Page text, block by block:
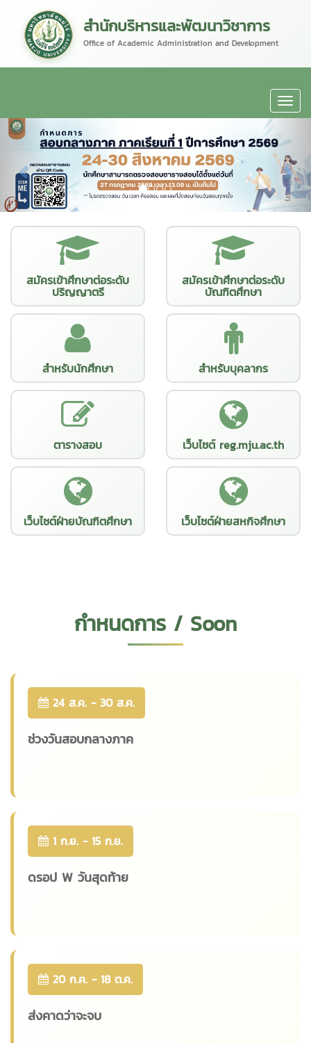
สำนักบริหารและพัฒนาวิชาการ
Office of Academic Administration and Development
สมัครเข้าศึกษาต่อระดับ
ปริญญาตรี
สมัครเข้าศึกษาต่อระดับ
บัณฑิตศึกษา
สำหรับนักศึกษา สำหรับบุคลากร
ตารางสอบ เว็บไซต์ reg.mju.ac.th
เว็บไซต์ฝ่ายบัณฑิตศึกษา เว็บไซต์ฝ่ายสหกิจศึกษา
กำหนดการ / Soon
24 ส.ค. - 30 ส.ค.
ช่วงวันสอบกลางภาค
1 ก.ย. - 15 ก.ย.
ดรอป W วันสุดท้าย
20 ก.ค. - 18 ต.ค.
ส่งคาดว่าจะจบ